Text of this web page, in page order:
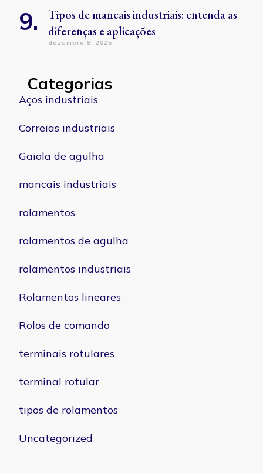
Tipos de mancais industriais: entenda as
diferenças e aplicações
dezembro 8, 2025
Categorias
Aços industriais
Correias industriais
Gaiola de agulha
mancais industriais
rolamentos
rolamentos de agulha
rolamentos industriais
Rolamentos lineares
Rolos de comando
terminais rotulares
terminal rotular
tipos de rolamentos
Uncategorized